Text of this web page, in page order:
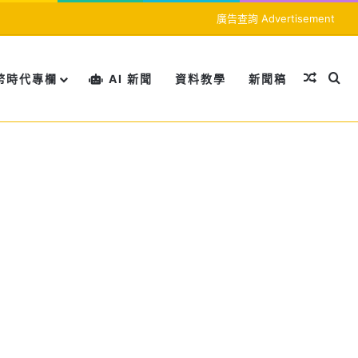
廣告查詢 Advertisement
時代專欄 AI 新聞 資料教學 新聞稿 隨機文
搜